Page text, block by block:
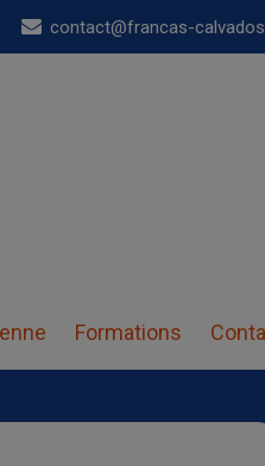
contact@francas-
Formations